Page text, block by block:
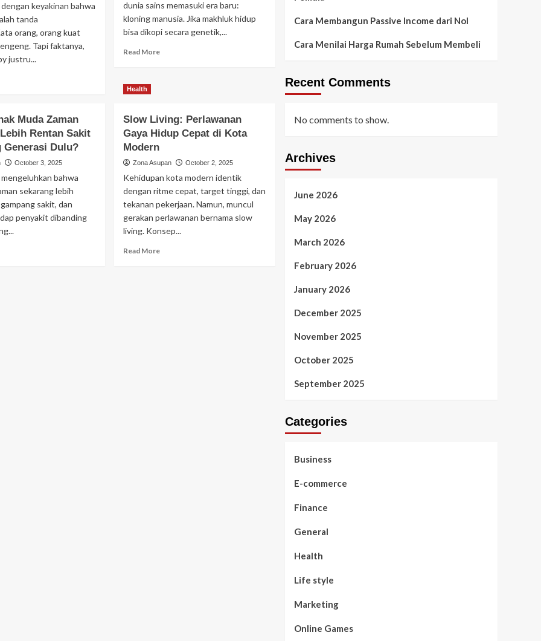
keyakinan bahwa
tanda
orang, orang kuat
Tapi faktanya,
justru...
dunia sains memasuki era baru:
kloning manusia. Jika makhluk hidup
bisa dikopi secara genetik,...
Read MoreRead
Ilmiah
atau
Bencana
Etika?
Muda Zaman
Rentan Sakit
Generasi Dulu?
October 3, 2025
bahwa
sekarang lebih
sakit, dan
penyakit dibanding
Health
Slow Living: Perlawanan
Gaya Hidup Cepat di Kota
Modern
Zona Asupan October 2, 2025
Kehidupan kota modern identik
dengan ritme cepat, target tinggi, dan
tekanan pekerjaan. Namun, muncul
gerakan perlawanan bernama slow
living. Konsep...
Read MoreRead
Cara Membangun Passive Income dari Nol
Cara Menilai Harga Rumah Sebelum Membeli
Recent Comments
No comments to show.
Archives
June 2026
May 2026
March 2026
February 2026
January 2026
December 2025
November 2025
October 2025
September 2025
Categories
Business
E-commerce
Finance
General
Health
Life style
Marketing
Online Games